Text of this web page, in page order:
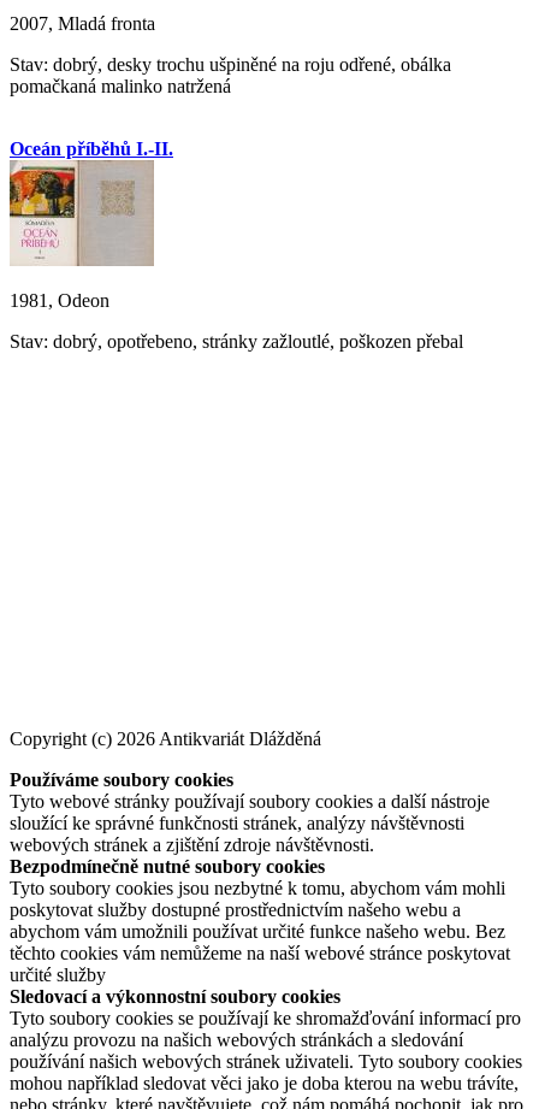
2007, Mladá fronta
Stav: dobrý, desky trochu ušpiněné na roju odřené, obálka
pomačkaná malinko natržená
Oceán příběhů I.-II.
1981, Odeon
Stav: dobrý, opotřebeno, stránky zažloutlé, poškozen přebal
Copyright (c) 2026 Antikvariát Dlážděná
Používáme soubory cookies
Tyto webové stránky používají soubory cookies a další nástroje
sloužící ke správné funkčnosti stránek, analýzy návštěvnosti
webových stránek a zjištění zdroje návštěvnosti.
Bezpodmínečně nutné soubory cookies
Tyto soubory cookies jsou nezbytné k tomu, abychom vám mohli
poskytovat služby dostupné prostřednictvím našeho webu a
abychom vám umožnili používat určité funkce našeho webu. Bez
těchto cookies vám nemůžeme na naší webové stránce poskytovat
určité služby
Sledovací a výkonnostní soubory cookies
Tyto soubory cookies se používají ke shromažďování informací pro
analýzu provozu na našich webových stránkách a sledování
používání našich webových stránek uživateli. Tyto soubory cookies
mohou například sledovat věci jako je doba kterou na webu trávíte,
nebo stránky, které navštěvujete, což nám pomáhá pochopit, jak pro